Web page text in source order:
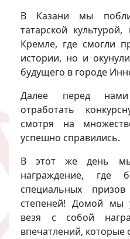
В Казани мы
татарской
Кремле, где смогли
истории, но и
будущего в городе
Далее перед нами
отработать
смотря на
успешно справились.
В этот же день
награждение, где
специальных
степеней! Домой мы
везя с собой
впечатлений, которые